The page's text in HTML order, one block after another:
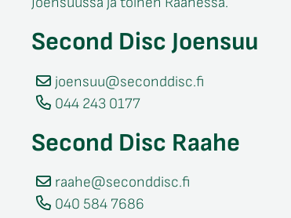
Second Disc Joensuu
joensuu@seconddisc.fi
044 243 0177
Second Disc Raahe
raahe@seconddisc.fi
040 584 7686